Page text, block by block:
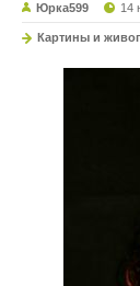
Юрка599 14
Картины и